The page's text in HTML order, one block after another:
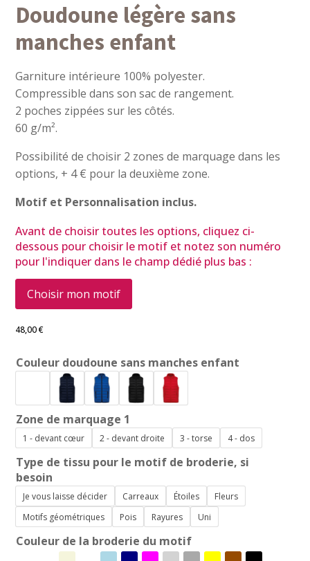
Doudoune légère sans
manches enfant
Garniture intérieure 100% polyester.
Compressible dans son sac de rangement.
2 poches zippées sur les côtés.
60 g/m².
Possibilité de choisir 2 zones de marquage dans les
options, + 4 € pour la deuxième zone.
Motif et Personnalisation inclus.
Avant de choisir toutes les options, cliquez ci-
dessous pour choisir le motif et notez son numéro
pour l'indiquer dans le champ dédié plus bas :
Choisir mon motif
48,00€
Couleur doudoune sans manches enfant
Zone de marquage 1
1 - devant cœur 2 - devant droite 3 - torse 4 - dos
Type de tissu pour le motif de broderie, si
besoin
Je vous laisse décider Carreaux Étoiles
Fleurs
Motifs géométriques
Pois Rayures Uni
Couleur de la broderie du motif